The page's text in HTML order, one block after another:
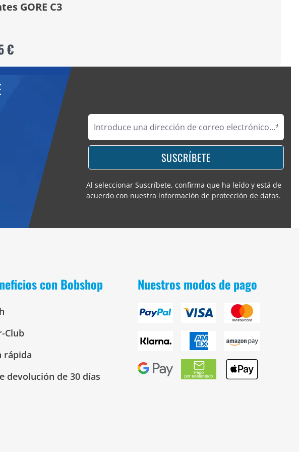
GORE C3
€
SUSCRÍBETE
Al seleccionar Suscríbete, confirma que ha leído y está de
acuerdo con nuestra información de protección de datos.
con Bobshop
Club
rápida
devolución de 30 días
Nuestros modos de pago